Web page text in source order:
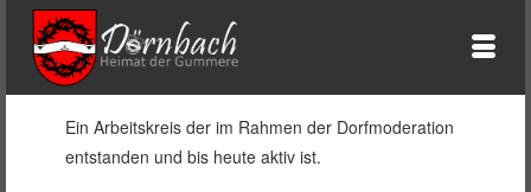
Ein Arbeitskreis der im Rahmen der Dorfmoderation
entstanden und bis heute aktiv ist.